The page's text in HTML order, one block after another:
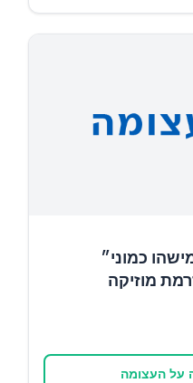
כמוני״
מוזיקה
על העצומה